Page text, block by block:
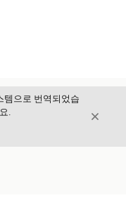
템으로 번역되었습
.
닫기